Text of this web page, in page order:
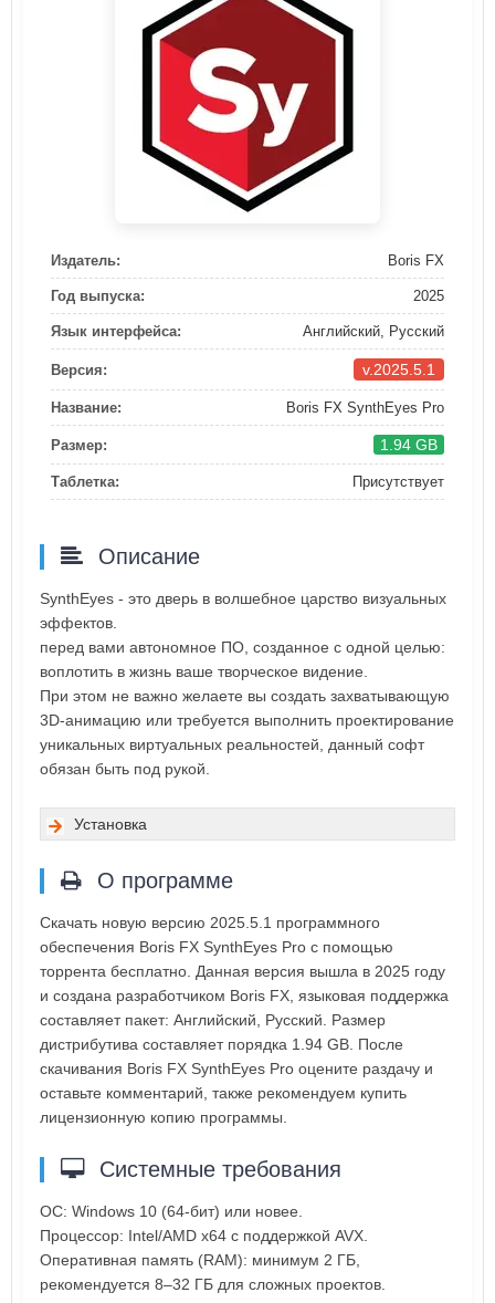
Издатель: Boris FX
Год выпуска: 2025
Язык интерфейса: Английский, Русский
Версия: v.2025.5.1
Название: Boris FX SynthEyes Pro
Размер: 1.94 GB
Таблетка: Присутствует
Описание
SynthEyes - это дверь в волшебное царство визуальных
эффектов.
перед вами автономное ПО, созданное с одной целью:
воплотить в жизнь ваше творческое видение.
При этом не важно желаете вы создать захватывающую
3D-анимацию или требуется выполнить проектирование
уникальных виртуальных реальностей, данный софт
обязан быть под рукой.
Установка
О программе
Скачать новую версию 2025.5.1 программного
обеспечения Boris FX SynthEyes Pro с помощью
торрента бесплатно. Данная версия вышла в 2025 году
и создана разработчиком Boris FX, языковая поддержка
составляет пакет: Английский, Русский. Размер
дистрибутива составляет порядка 1.94 GB. После
скачивания Boris FX SynthEyes Pro оцените раздачу и
оставьте комментарий, также рекомендуем купить
лицензионную копию программы.
Системные требования
ОС: Windows 10 (64-бит) или новее.
Процессор: Intel/AMD x64 с поддержкой AVX.
Оперативная память (RAM): минимум 2 ГБ,
рекомендуется 8–32 ГБ для сложных проектов.